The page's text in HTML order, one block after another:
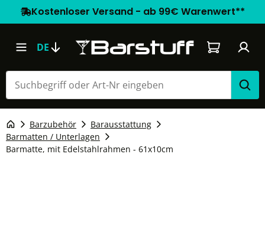
Kostenloser Versand - ab 99€ Warenwert**
DE Warenkorb
Barzubehör
Barausstattung
Barmatten / Unterlagen
Barmatte, mit Edelstahlrahmen - 61x10cm